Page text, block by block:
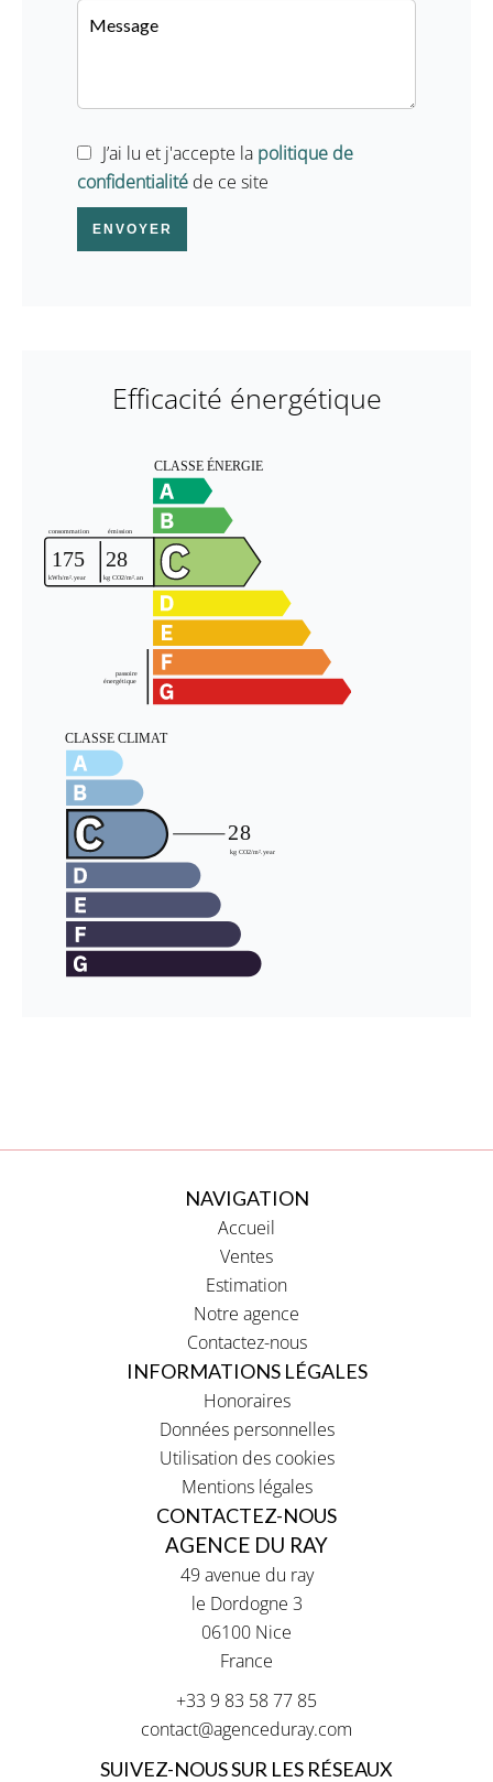
J’ai lu et j'accepte la politique de
confidentialité de ce site
ENVOYER
Efficacité énergétique
NAVIGATION
Accueil
Ventes
Estimation
Notre agence
Contactez-nous
INFORMATIONS LÉGALES
Honoraires
Données personnelles
Utilisation des cookies
Mentions légales
CONTACTEZ-NOUS
AGENCE DU RAY
49 avenue du ray
le Dordogne 3
06100 Nice
France
+33 9 83 58 77 85
contact@agenceduray.com
SUIVEZ-NOUS SUR LES RÉSEAUX